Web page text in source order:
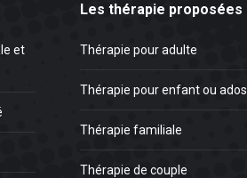
et
Les thérapie proposées
Thérapie pour adulte
Thérapie pour enfant ou ados
Thérapie familiale
Thérapie de couple